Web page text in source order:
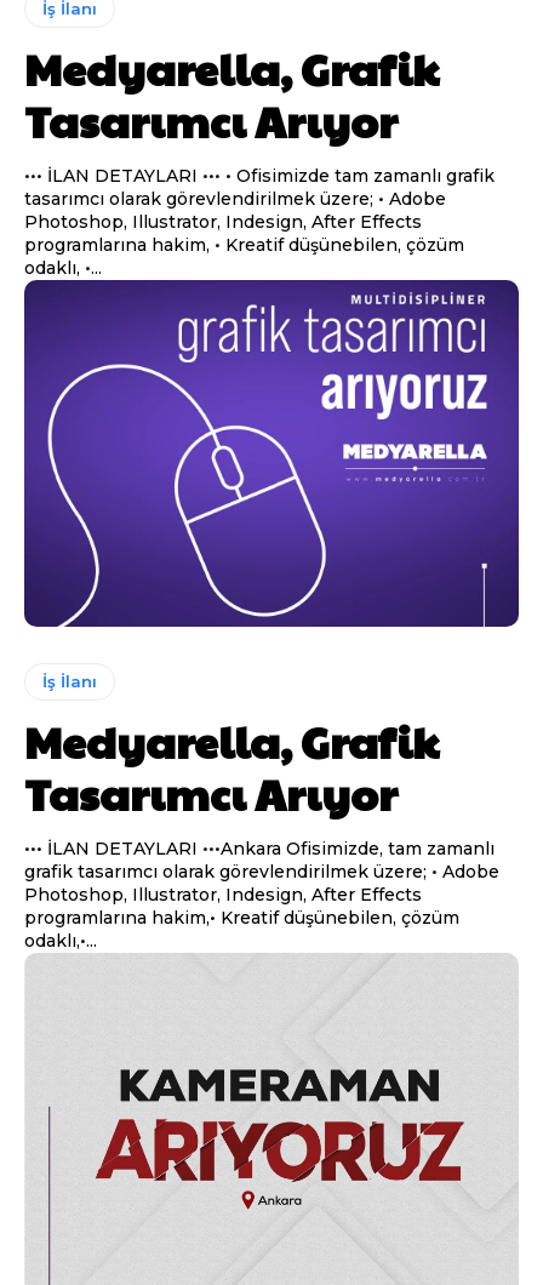
İş İlanı
Medyarella, Grafik
Tasarımcı Arıyor
••• İLAN DETAYLARI ••• • Ofisimizde tam zamanlı grafik
tasarımcı olarak görevlendirilmek üzere; • Adobe
Photoshop, Illustrator, Indesign, After Effects
programlarına hakim, • Kreatif düşünebilen, çözüm
odaklı, •...
İş İlanı
Medyarella, Grafik
Tasarımcı Arıyor
••• İLAN DETAYLARI •••Ankara Ofisimizde, tam zamanlı
grafik tasarımcı olarak görevlendirilmek üzere; • Adobe
Photoshop, Illustrator, Indesign, After Effects
programlarına hakim,• Kreatif düşünebilen, çözüm
odaklı,•...